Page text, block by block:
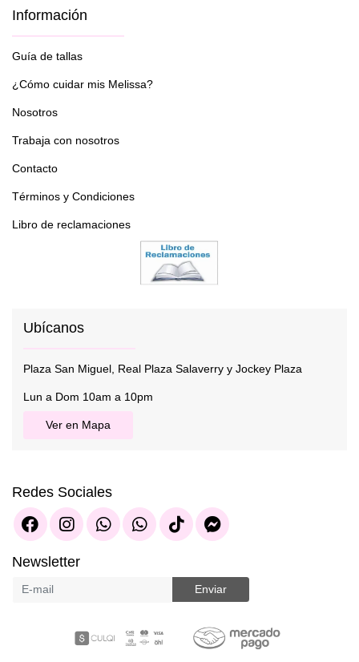
Información
Guía de tallas
¿Cómo cuidar mis Melissa?
Nosotros
Trabaja con nosotros
Contacto
Términos y Condiciones
Libro de reclamaciones
Ubícanos
Plaza San Miguel, Real Plaza Salaverry y Jockey Plaza
Lun a Dom 10am a 10pm
Ver en Mapa
Redes Sociales
Newsletter
Enviar